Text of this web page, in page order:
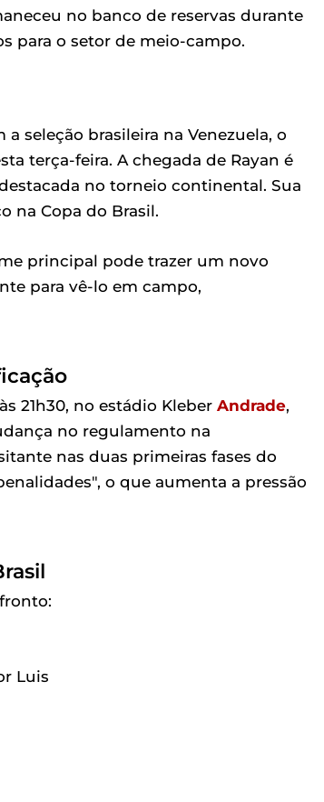
no banco de reservas durante
para o setor de meio-campo.
seleção brasileira na Venezuela, o
terça-feira. A chegada de Rayan é
no torneio continental. Sua
na Copa do Brasil.
principal pode trazer um novo
para vê-lo em campo,
21h30, no estádio Kleber Andrade,
no regulamento na
nas duas primeiras fases do
o que aumenta a pressão
Luis